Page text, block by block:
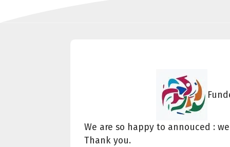
We are so happy to annouced :
Thank you.